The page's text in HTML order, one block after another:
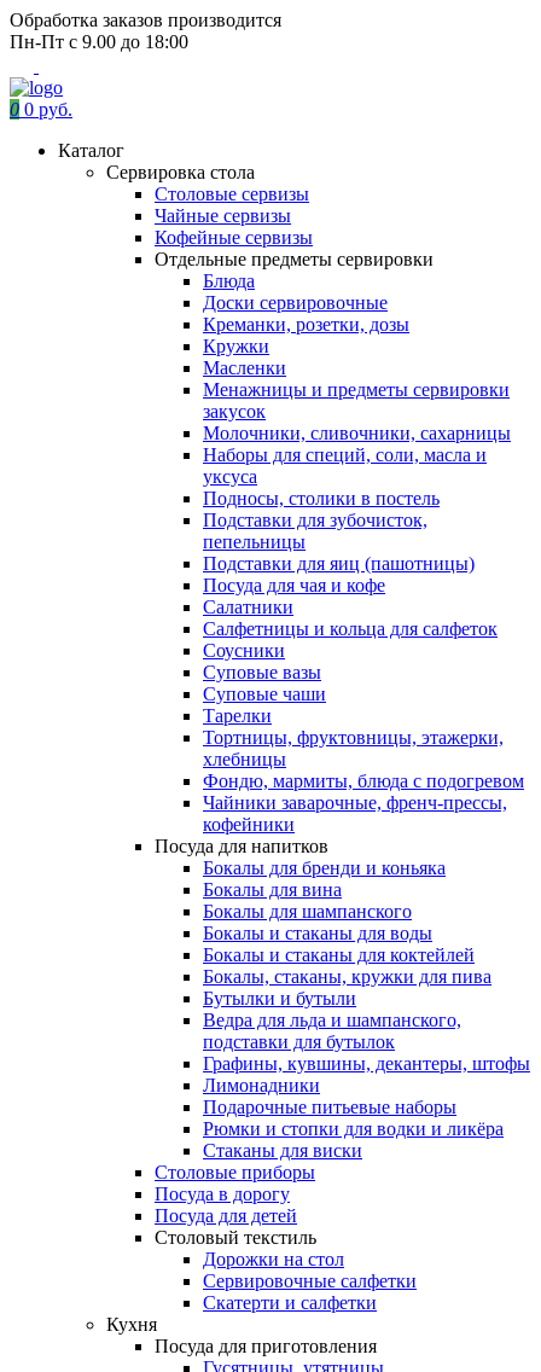
Обработка заказов производится
Пн-Пт с 9.00 до 18:00
0 0 руб.
Каталог
Сервировка стола
Столовые сервизы
Чайные сервизы
Кофейные сервизы
Отдельные предметы сервировки
Блюда
Доски сервировочные
Креманки, розетки, дозы
Кружки
Масленки
Менажницы и предметы сервировки
закусок
Молочники, сливочники, сахарницы
Наборы для специй, соли, масла и
уксуса
Подносы, столики в постель
Подставки для зубочисток,
пепельницы
Подставки для яиц (пашотницы)
Посуда для чая и кофе
Салатники
Салфетницы и кольца для салфеток
Соусники
Суповые вазы
Суповые чаши
Тарелки
Тортницы, фруктовницы, этажерки,
хлебницы
Фондю, мармиты, блюда с подогревом
Чайники заварочные, френч-прессы,
кофейники
Посуда для напитков
Бокалы для бренди и коньяка
Бокалы для вина
Бокалы для шампанского
Бокалы и стаканы для воды
Бокалы и стаканы для коктейлей
Бокалы, стаканы, кружки для пива
Бутылки и бутыли
Ведра для льда и шампанского,
подставки для бутылок
Графины, кувшины, декантеры, штофы
Лимонадники
Подарочные питьевые наборы
Рюмки и стопки для водки и ликёра
Стаканы для виски
Столовые приборы
Посуда в дорогу
Посуда для детей
Столовый текстиль
Дорожки на стол
Сервировочные салфетки
Скатерти и салфетки
Кухня
Посуда для приготовления
Гусятницы, утятницы